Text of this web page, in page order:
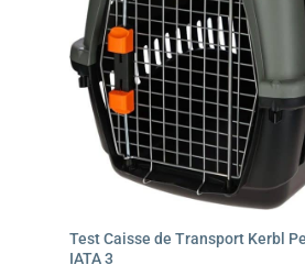
Test Caisse de Transport Kerbl
IATA 3